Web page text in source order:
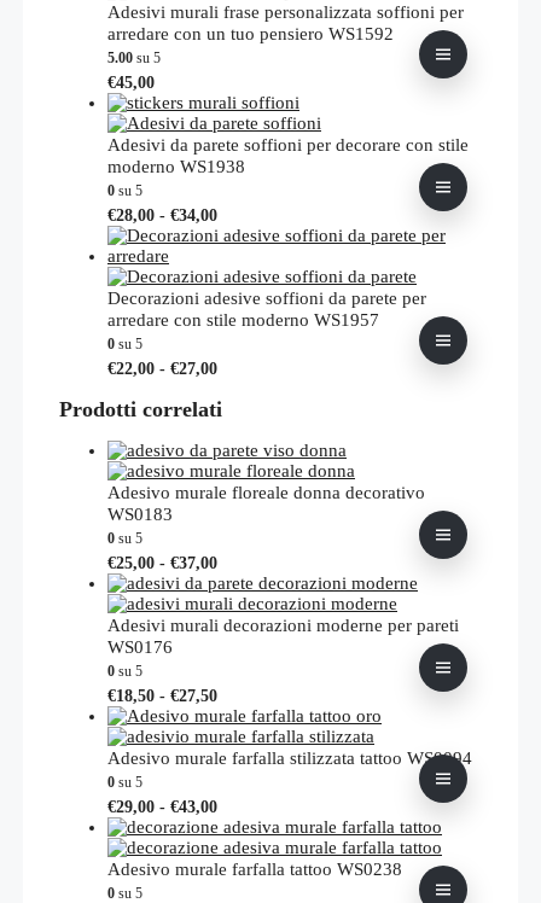
Adesivi murali frase personalizzata soffioni per
arredare con un tuo pensiero WS1592
5.00 su 5
€45,00Questo
prodotto
ha
più
varianti.
possono
essere
scelte
nella
pagina
del
Adesivi da parete soffioni per decorare con stile
moderno WS1938
0 su 5
€28,00 - €34,00Fascia
di
da
€28,00
a
€34,00
Questo
prodotto
più
varianti.
Le
essere
scelte
nella
del
prodotto
Decorazioni adesive soffioni da parete per
arredare con stile moderno WS1957
0 su 5
€22,00 - €27,00Fascia
prezzo:
€22,00
a
€27,00
Questo
ha
varianti.
Le
opzioni
nella
pagina
del
prodotto
Prodotti correlati
Adesivo murale floreale donna decorativo
WS0183
0 su 5
€25,00 - €37,00Fascia
di
prezzo:
da
Questo
prodotto
ha
più
possono
essere
scelte
nella
del
prodotto
Adesivi murali decorazioni moderne per pareti
WS0176
0 su 5
€18,50 - €27,50Fascia
di
prezzo:
da
€27,50
Questo
prodotto
ha
più
opzioni
possono
essere
scelte
Adesivo murale farfalla stilizzata tattoo WS0094
0 su 5
€29,00 - €43,00Fascia
di
prezzo:
da
Questo
prodotto
ha
più
Adesivo murale farfalla tattoo WS0238
0 su 5